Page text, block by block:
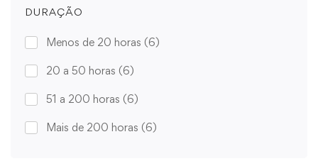
DURAÇÃO
Menos de 20 horas (6)
20 a 50 horas (6)
51 a 200 horas (6)
Mais de 200 horas (6)